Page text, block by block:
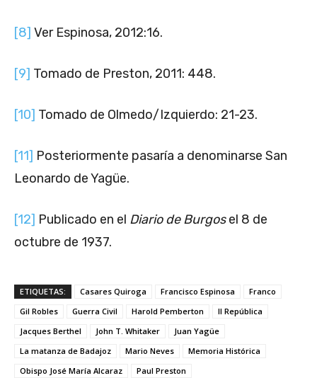
[8] Ver Espinosa, 2012:16.
[9] Tomado de Preston, 2011: 448.
[10] Tomado de Olmedo/Izquierdo: 21-23.
[11] Posteriormente pasaría a denominarse San
Leonardo de Yagüe.
[12] Publicado en el Diario de Burgosel 8 de
octubre de 1937.
ETIQUETAS: Casares Quiroga Francisco Espinosa
Franco
Gil Robles
Guerra Civil Harold Pemberton
II República
Jacques Berthel
John T. Whitaker
Juan Yagüe
La matanza de Badajoz
Mario Neves
Memoria Histórica
Obispo José María Alcaraz
Paul Preston